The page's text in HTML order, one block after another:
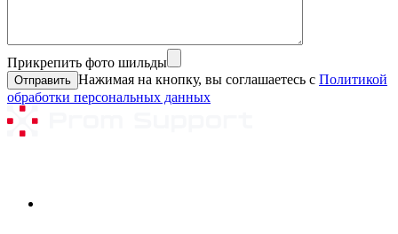
Прикрепить фото шильды
Нажимая на кнопку, вы соглашаетесь с Политикой
обработки персональных данных